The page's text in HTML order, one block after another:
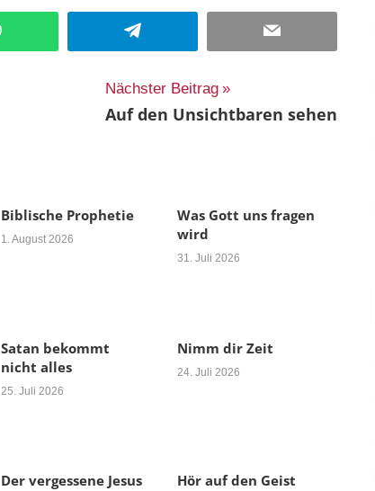
WhatsApp Telegram Email
Nächster Beitrag
Auf den Unsichtbaren sehen
Biblische Prophetie
1. August 2026
Was Gott uns fragen
wird
31. Juli 2026
Satan bekommt
nicht alles
25. Juli 2026
Nimm dir Zeit
24. Juli 2026
Der vergessene Jesus Hör auf den Geist